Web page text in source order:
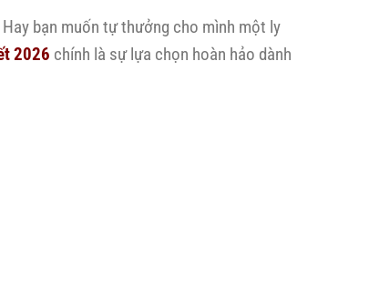
bạn muốn tự thưởng cho mình một ly
2026 chính là sự lựa chọn hoàn hảo dành